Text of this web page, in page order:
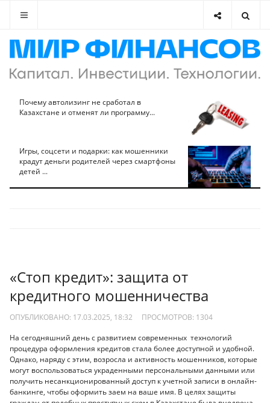
Почему автолизинг не сработал в
Казахстане и отменят ли программу...
Игры, соцсети и подарки: как мошенники
крадут деньги родителей через смартфоны
детей ...
«Стоп кредит»: защита от
кредитного мошенничества
ОПУБЛИКОВАНО: 17.03.2025, 18:32 ПРОСМОТРОВ: 1304
На сегодняшний день с развитием современных технологий
процедура оформления кредитов стала более доступной и удобной.
Однако, наряду с этим, возросла и активность мошенников, которые
могут воспользоваться украденными персональными данными или
получить несанкционированный доступ к учетной записи в онлайн-
банкинге, чтобы оформить заем на ваше имя. В целях защиты